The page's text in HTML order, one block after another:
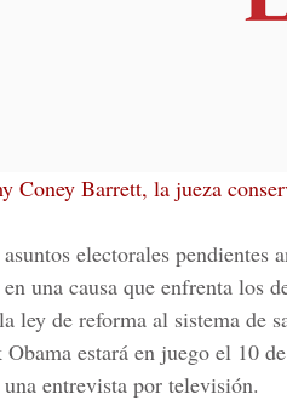
Coney Barrett, la jueza
electorales pendientes
en una causa que enfrenta
ley de reforma al sistema de
Obama estará en juego el 10
entrevista por televisión.